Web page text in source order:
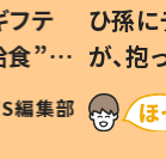
フテ
食”を
親
編集部
ひ孫
が、
「涙が
い」